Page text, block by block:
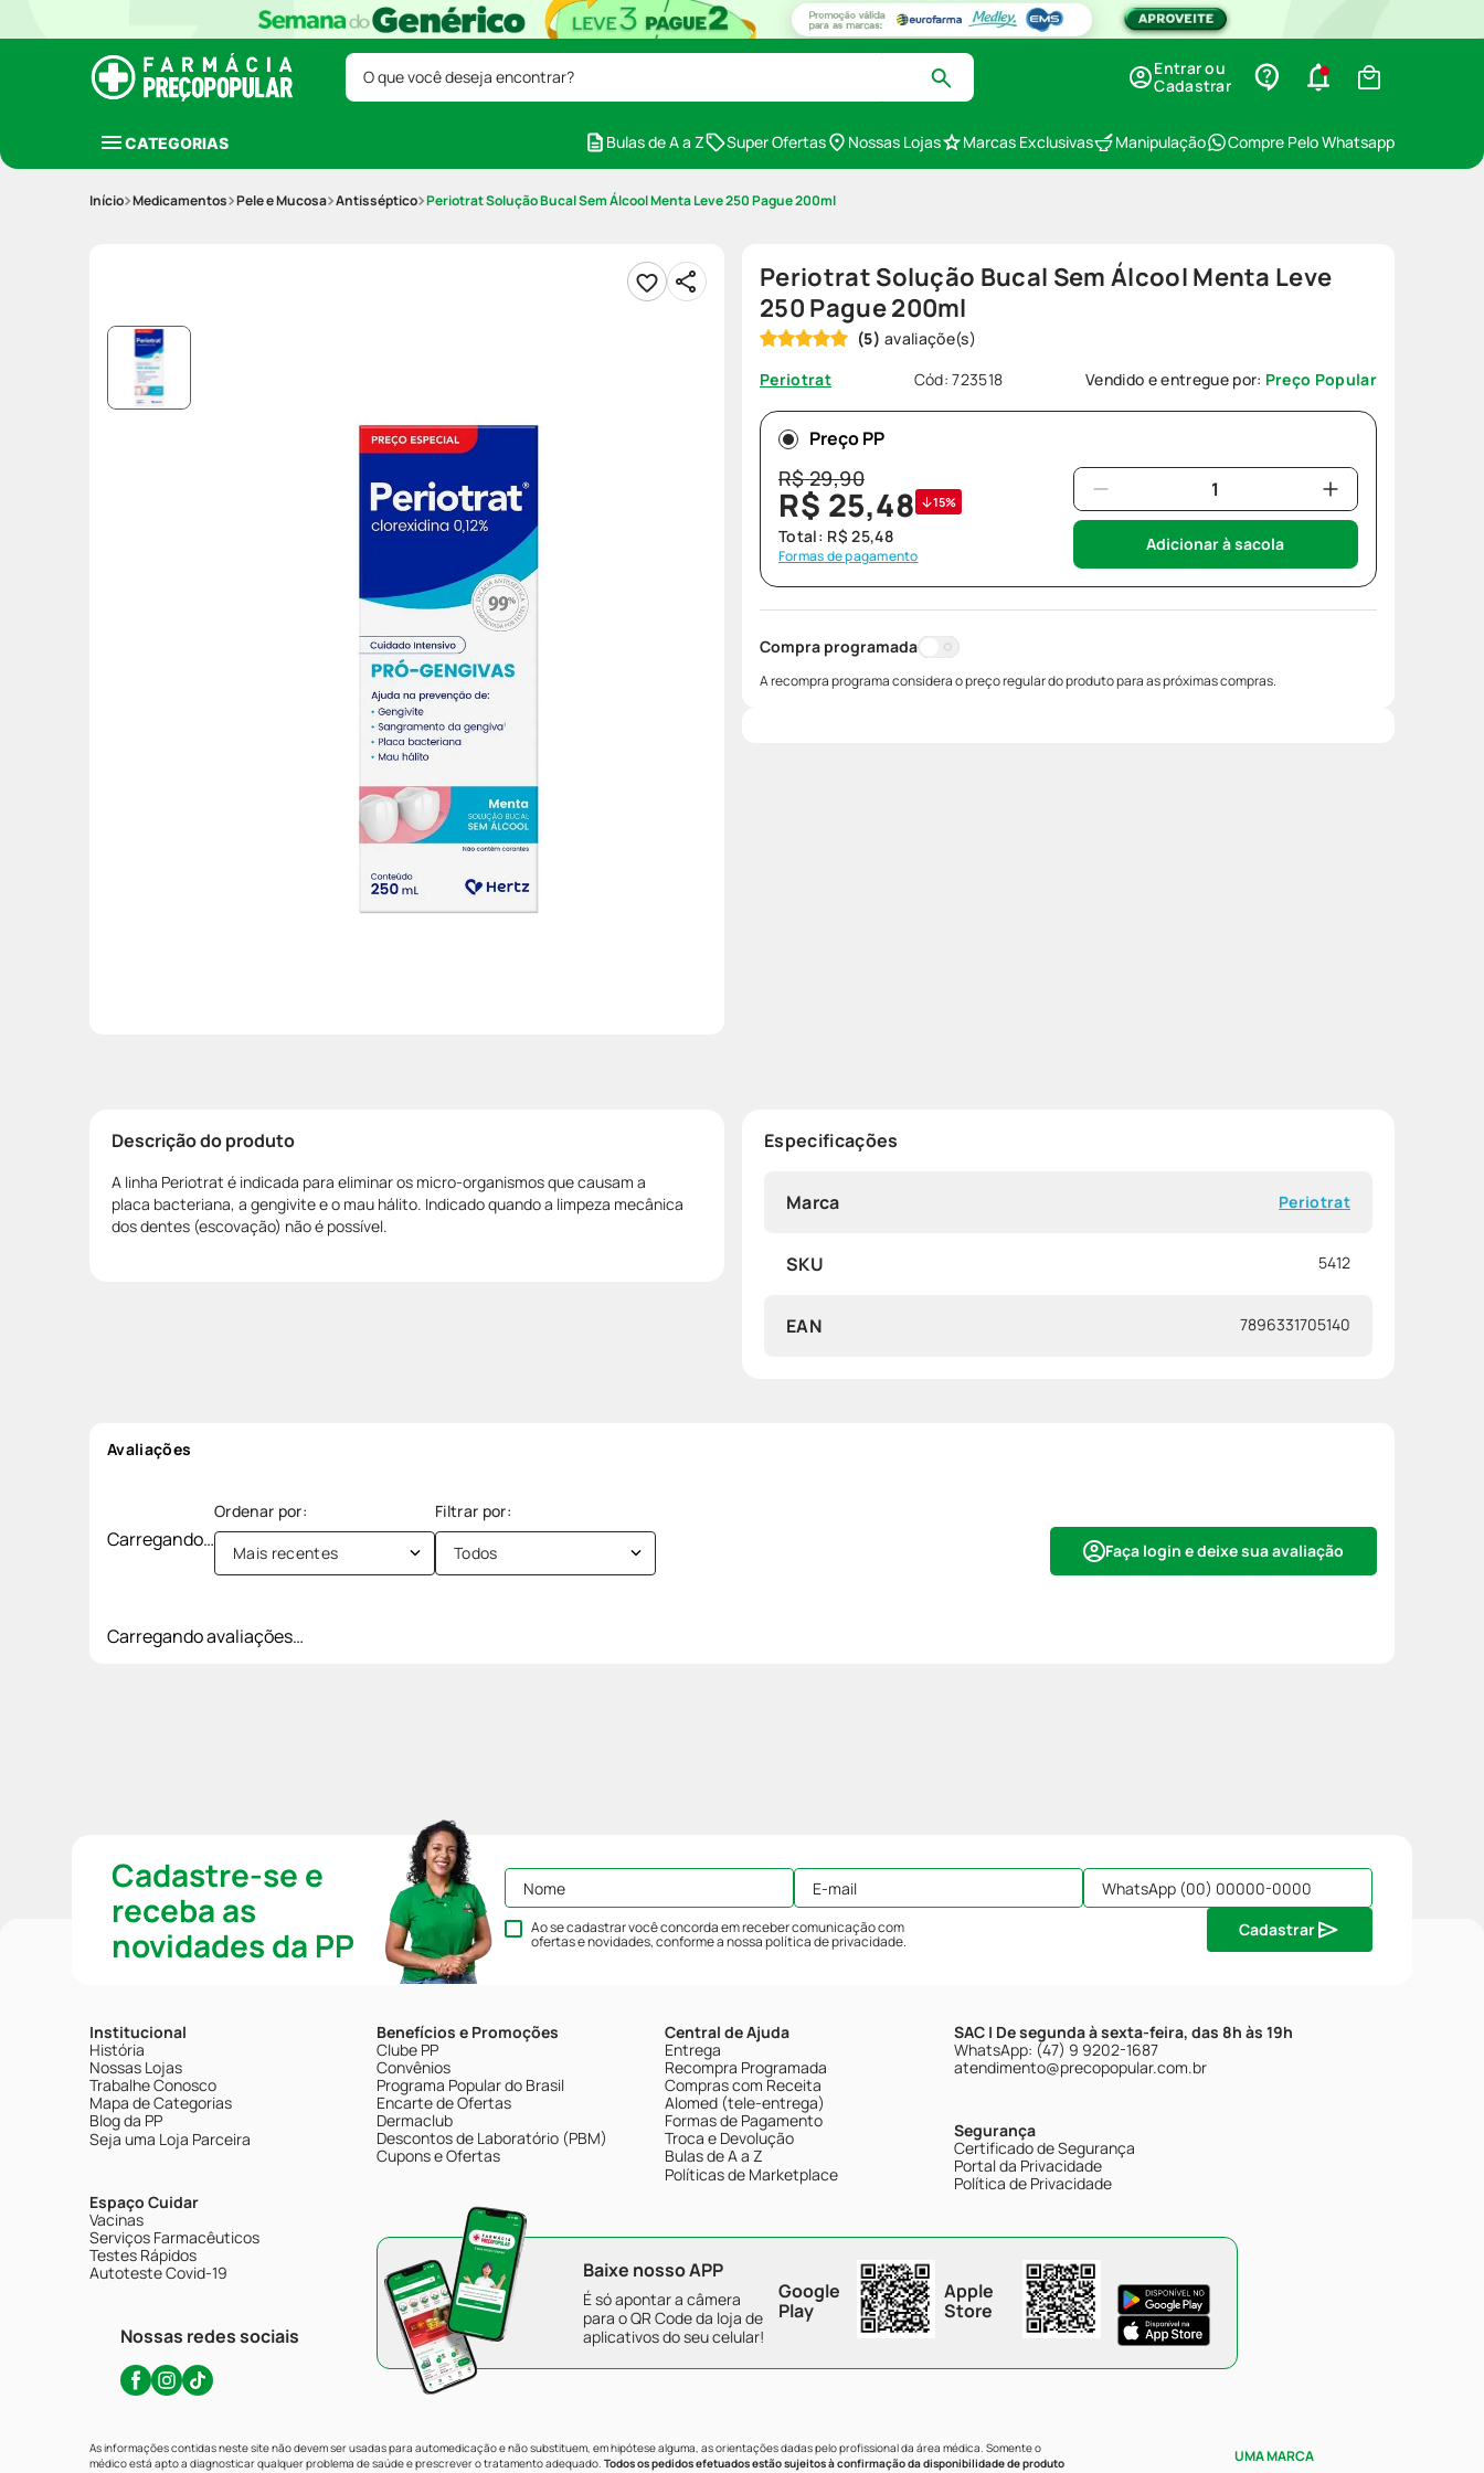
O que você deseja encontrar?
Entrar ou
Cadastrar
CATEGORIAS Bulas de A a Z Super Ofertas Nossas Lojas Marcas Exclusivas Manipulação Compre Pelo Whatsapp
Medicamentos Pele e Mucosa Antisséptico Periotrat Solução Bucal Sem Álcool Menta Leve 250 Pague 200ml
Periotrat Solução Bucal Sem Álcool Menta Leve
250 Pague 200ml
(5)
Periotrat
Cód:723518 Vendido e entregue por: Preço Popular
Preço PP
R$29,90
R$ 25,48 15%
Total: R$ 25,48
Formas de pagamento
Adicionar à sacola
Compra programada
A recompra programa considera o preço regular do produto para as próximas compras.
Descrição do produto
A linha Periotrat é indicada para eliminar os micro-organismos que causam a
placa bacteriana, a gengivite e o mau hálito. Indicado quando a limpeza mecânica
dos dentes (escovação) não é possível.
Especificações
Marca Periotrat
SKU 5412
EAN 7896331705140
Avaliações
Carregando… Faça login e deixe sua avaliação
Mais recentes Todos
Carregando avaliações…
Cadastre-se e
receba as
novidades da PP
Ao se cadastrar você concorda em receber comunicação com
ofertas e novidades, conforme a nossapolítica de privacidade.
Cadastrar
Institucional
História
Nossas Lojas
Trabalhe Conosco
Mapa de Categorias
Blog da PP
Seja uma Loja Parceira
Espaço Cuidar
Vacinas
Serviços Farmacêuticos
Testes Rápidos
Autoteste Covid-19
Nossas redes sociais
Benefícios e Promoções
Clube PP
Convênios
Programa Popular do Brasil
Encarte de Ofertas
Dermaclub
Descontos de Laboratório (PBM)
Cupons e Ofertas
Central de Ajuda
Entrega
Recompra Programada
Compras com Receita
Alomed (tele-entrega)
Formas de Pagamento
Troca e Devolução
Bulas de A a Z
Políticas de Marketplace
SAC | De segunda à sexta-feira, das 8h às 19h
WhatsApp: (47) 9 9202-1687
atendimento@precopopular.com.br
Segurança
Certificado de Segurança
Portal da Privacidade
Política de Privacidade
Baixe nosso APP
É só apontar a câmera
para o QR Code da loja de
aplicativos do seu celular!
Google
Play
Apple
Store
As informações contidas neste site não devem ser usadas para automedicação e não substituem, em hipótese alguma, as orientações dadas pelo profissional da área médica. Somente o
médico está apto a diagnosticar qualquer problema de saúde e prescrever o tratamento adequado. Todos os pedidos efetuados estão sujeitos à confirmação da disponibilidade de produto
UMA MARCA